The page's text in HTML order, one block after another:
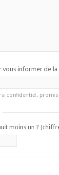
vous informer de la
confidentiel, promis
moins un ?